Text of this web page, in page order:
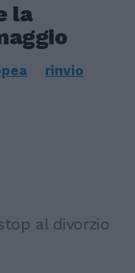
la
rinvio
al divorzio